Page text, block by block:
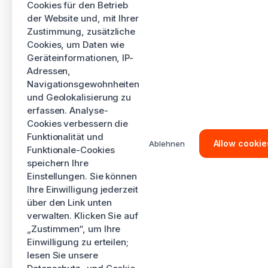
Cookies für den Betrieb
der Website und, mit Ihrer
Zustimmung, zusätzliche
Cookies, um Daten wie
Geräteinformationen, IP-
Adressen,
Navigationsgewohnheiten
und Geolokalisierung zu
erfassen. Analyse-
Cookies verbessern die
Funktionalität und
Funktionale-Cookies
speichern Ihre
Einstellungen. Sie können
Ihre Einwilligung jederzeit
über den Link unten
verwalten. Klicken Sie auf
„Zustimmen“, um Ihre
Einwilligung zu erteilen;
lesen Sie unsere
Ablehnen Allow